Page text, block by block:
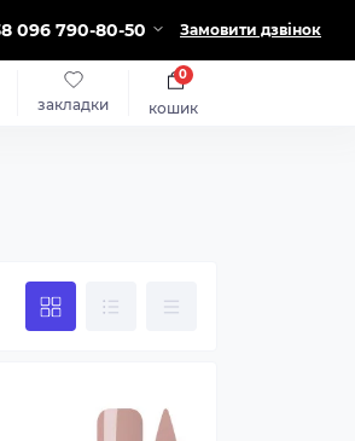
096 790-80-50 Замовити дзвінок
закладки кошик
0